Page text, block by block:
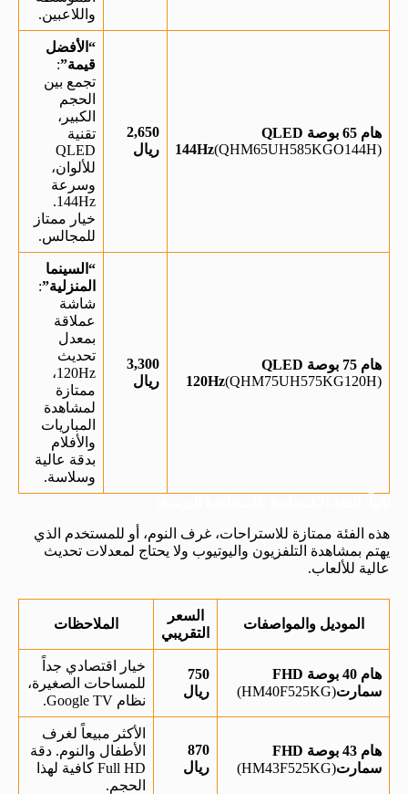
واللاعبين.
هام 65 بوصة QLED
144Hz(QHM65UH585KGO144H)
2,650
ريال
“الأفضل
قيمة”:
تجمع بين
الحجم
الكبير،
تقنية
QLED
للألوان،
وسرعة
144Hz.
خيار ممتاز
للمجالس.
هام 75 بوصة QLED
120Hz(QHM75UH575KG120H)
3,300
ريال
“السينما
المنزلية”:
شاشة
عملاقة
بمعدل
تحديث
120Hz،
ممتازة
لمشاهدة
المباريات
والأفلام
بدقة عالية
وسلاسة.
هذه الفئة ممتازة للاستراحات، غرف النوم، أو للمستخدم الذي
يهتم بمشاهدة التلفزيون واليوتيوب ولا يحتاج لمعدلات تحديث
عالية للألعاب.
الموديل والمواصفات
السعر
التقريبي
الملاحظات
هام 40 بوصة FHD
سمارت(HM40F525KG)
750
ريال
خيار اقتصادي جداً
للمساحات الصغيرة،
نظام Google TV.
هام 43 بوصة FHD
سمارت(HM43F525KG)
870
ريال
الأكثر مبيعاً لغرف
الأطفال والنوم. دقة
Full HD كافية لهذا
الحجم.